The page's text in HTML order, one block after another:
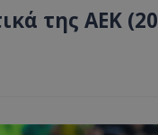
της ΑΕΚ